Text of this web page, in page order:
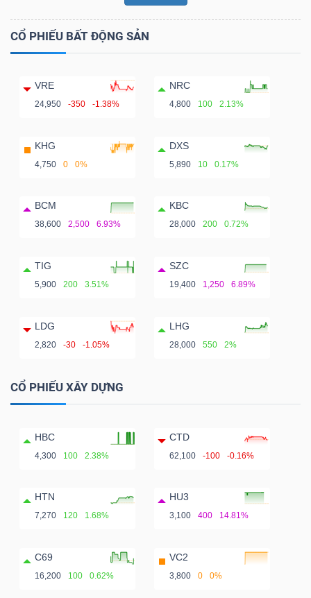
CỔ PHIẾU BẤT ĐỘNG SẢN
VRE
24,950 -350 -1.38%
NRC
4,800 100 2.13%
KHG
4,750 0 0%
DXS
5,890 10 0.17%
BCM
38,600 2,500 6.93%
KBC
28,000 200 0.72%
TIG
5,900 200 3.51%
SZC
19,400 1,250 6.89%
LDG
2,820 -30 -1.05%
LHG
28,000 550 2%
CỔ PHIẾU XÂY DỰNG
HBC
4,300 100 2.38%
CTD
62,100 -100 -0.16%
HTN
7,270 120 1.68%
HU3
3,100 400 14.81%
C69
16,200 100 0.62%
VC2
3,800 0 0%